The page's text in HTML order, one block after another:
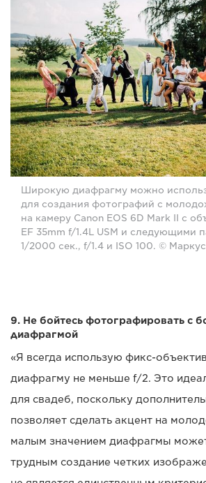
Широкую диафрагму можно
для создания фотографий с
на камеру Canon EOS 6D Mark II с
EF 35mm f/1.4L USM и следующими
1/2000 сек., f/1.4 и ISO 100. ©
9. Не бойтесь фотографировать с
диафрагмой
«Я всегда использую фикс-
диафрагму не меньше f/2. Это
для свадеб, поскольку
позволяет сделать акцент на
малым значением диафрагмы
трудным создание четких